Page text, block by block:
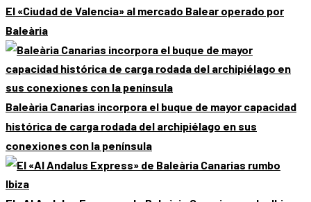
El «Ciudad de Valencia» al mercado Balear operado por
Baleària
Baleària Canarias incorpora el buque de mayor capacidad
histórica de carga rodada del archipiélago en sus
conexiones con la península